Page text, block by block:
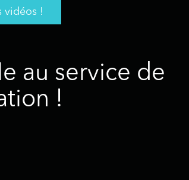
vidéos !
au service de
!